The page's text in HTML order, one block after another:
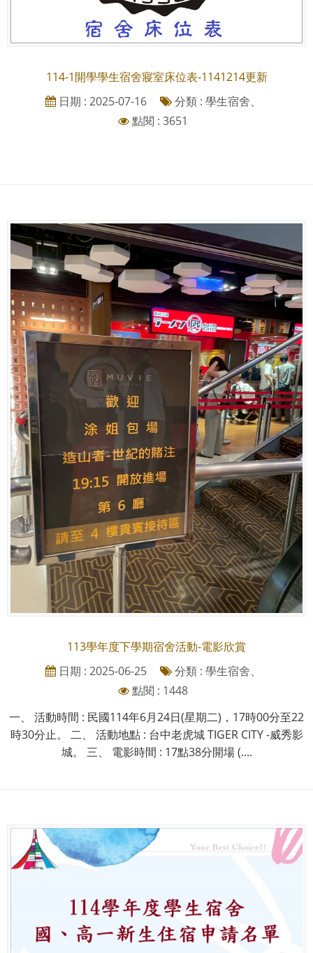
114-1開學學生宿舍寢室床位表-1141214更新
日期 : 2025-07-16
分類 : 學生宿舍、
點閱 : 3651
113學年度下學期宿舍活動-電影欣賞
日期 : 2025-06-25
分類 : 學生宿舍、
點閱 : 1448
一、 活動時間 : 民國114年6月24日(星期二)，17時00分至22
時30分止。 二、 活動地點 : 台中老虎城 TIGER CITY -威秀影
城。 三、 電影時間 : 17點38分開場 (....